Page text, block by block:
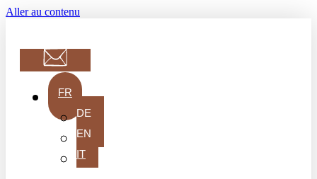
Aller au contenu
FR
DE
EN
IT